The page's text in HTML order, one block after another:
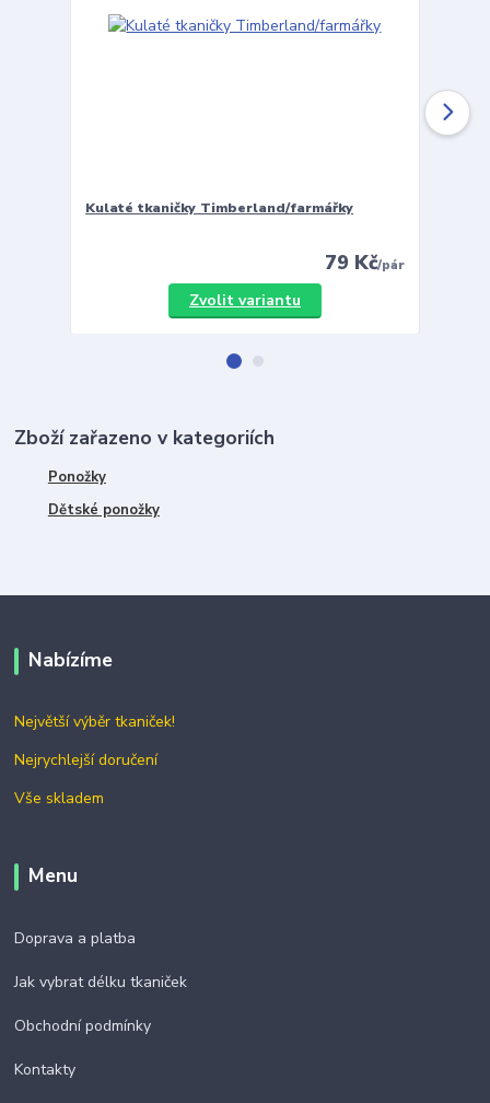
Kulaté tkaničky Timberland/farmářky
79 Kč/pár
Zvolit variantu
Zboží zařazeno v kategoriích
Ponožky
Dětské ponožky
Nabízíme
Největší výběr tkaniček!
Nejrychlejší doručení
Vše skladem
Menu
Doprava a platba
Jak vybrat délku tkaniček
Obchodní podmínky
Kontakty